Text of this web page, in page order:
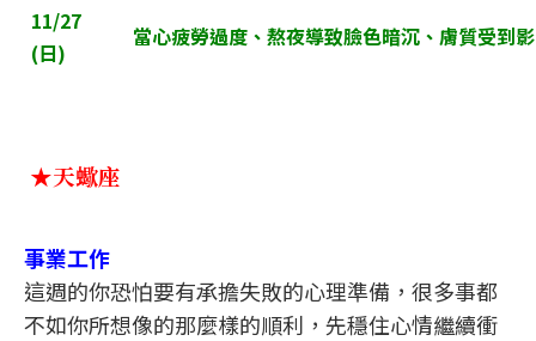
11/27
(日)
當心疲勞過度、熬夜導致臉色暗沉、膚質受到
★天蠍座
事業工作
這週的你恐怕要有承擔失敗的心理準備，很多事都
不如你所想像的那麼樣的順利，先穩住心情繼續衝